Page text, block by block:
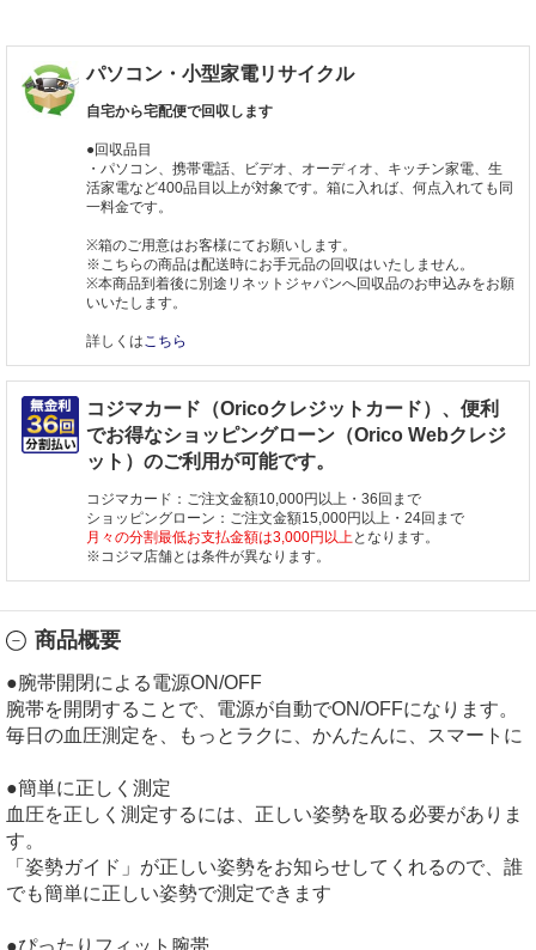
パソコン・小型家電リサイクル
自宅から宅配便で回収します
●回収品目
・パソコン、携帯電話、ビデオ、オーディオ、キッチン家電、生
活家電など400品目以上が対象です。箱に入れば、何点入れても同
一料金です。
※箱のご用意はお客様にてお願いします。
※こちらの商品は配送時にお手元品の回収はいたしません。
※本商品到着後に別途リネットジャパンへ回収品のお申込みをお願
いいたします。
詳しくはこちら
コジマカード（Oricoクレジットカード）、便利
でお得なショッピングローン（Orico Webクレジ
ット）のご利用が可能です。
コジマカード：ご注文金額10,000円以上・36回まで
ショッピングローン：ご注文金額15,000円以上・24回まで
月々の分割最低お支払金額は3,000円以上となります。
※コジマ店舗とは条件が異なります。
商品概要
●腕帯開閉による電源ON/OFF
腕帯を開閉することで、電源が自動でON/OFFになります。
毎日の血圧測定を、もっとラクに、かんたんに、スマートに
●簡単に正しく測定
血圧を正しく測定するには、正しい姿勢を取る必要がありま
す。
「姿勢ガイド」が正しい姿勢をお知らせしてくれるので、誰
でも簡単に正しい姿勢で測定できます
●ぴったりフィット腕帯